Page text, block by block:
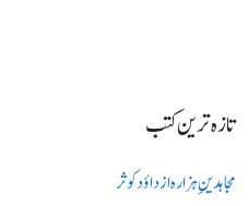
تازہ ترین کتب
مجاہدینِ ہزارہ از داؤد کوثر